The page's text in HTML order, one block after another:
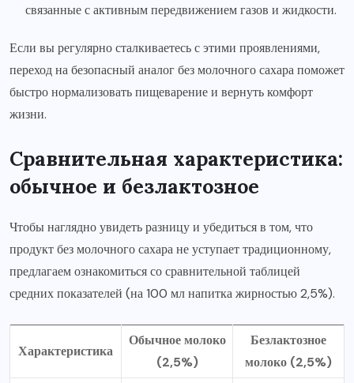
связанные с активным передвижением газов и жидкости.
Если вы регулярно сталкиваетесь с этими проявлениями,
переход на безопасный аналог без молочного сахара поможет
быстро нормализовать пищеварение и вернуть комфорт
жизни.
Сравнительная характеристика:
обычное и безлактозное
Чтобы наглядно увидеть разницу и убедиться в том, что
продукт без молочного сахара не уступает традиционному,
предлагаем ознакомиться со сравнительной таблицей
средних показателей (на 100 мл напитка жирностью 2,5%).
Характеристика
Обычное молоко
(2,5%)
Безлактозное
молоко (2,5%)